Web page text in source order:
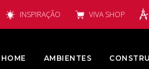
INSPIRAÇÃO VIVA SHOP
HOME AMBIENTES